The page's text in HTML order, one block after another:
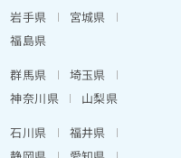
岩手県
宮城県
福島県
群馬県
埼玉県
神奈川県
山梨県
石川県
福井県